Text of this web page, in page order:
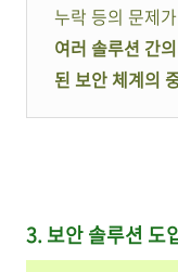
누락 등의 문제
여러 솔루션 간
된 보안 체계의
3. 보안 솔루션 도